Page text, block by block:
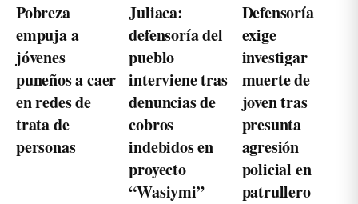
Pobreza
empuja a
jóvenes
puneños a caer
en redes de
trata de
personas
Juliaca:
defensoría del
pueblo
interviene tras
denuncias de
cobros
indebidos en
proyecto
“Wasiymi”
Defensoría
exige
investigar
muerte de
joven tras
presunta
agresión
policial en
patrullero